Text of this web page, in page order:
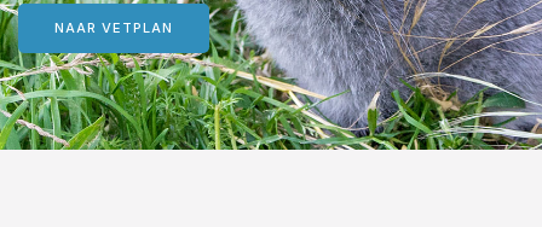
NAAR VETPLAN